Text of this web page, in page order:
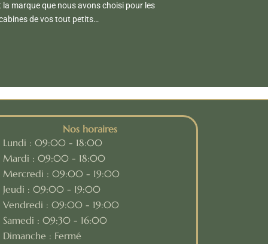
marque que nous avons choisi pour les
de vos tout petits…
Nos horaires
Lundi : 09:00 - 18:00
Mardi : 09:00 - 18:00
Mercredi : 09:00 - 19:00
Jeudi : 09:00 - 19:00
Vendredi : 09:00 - 19:00
Samedi : 09:30 - 16:00
Dimanche : Fermé